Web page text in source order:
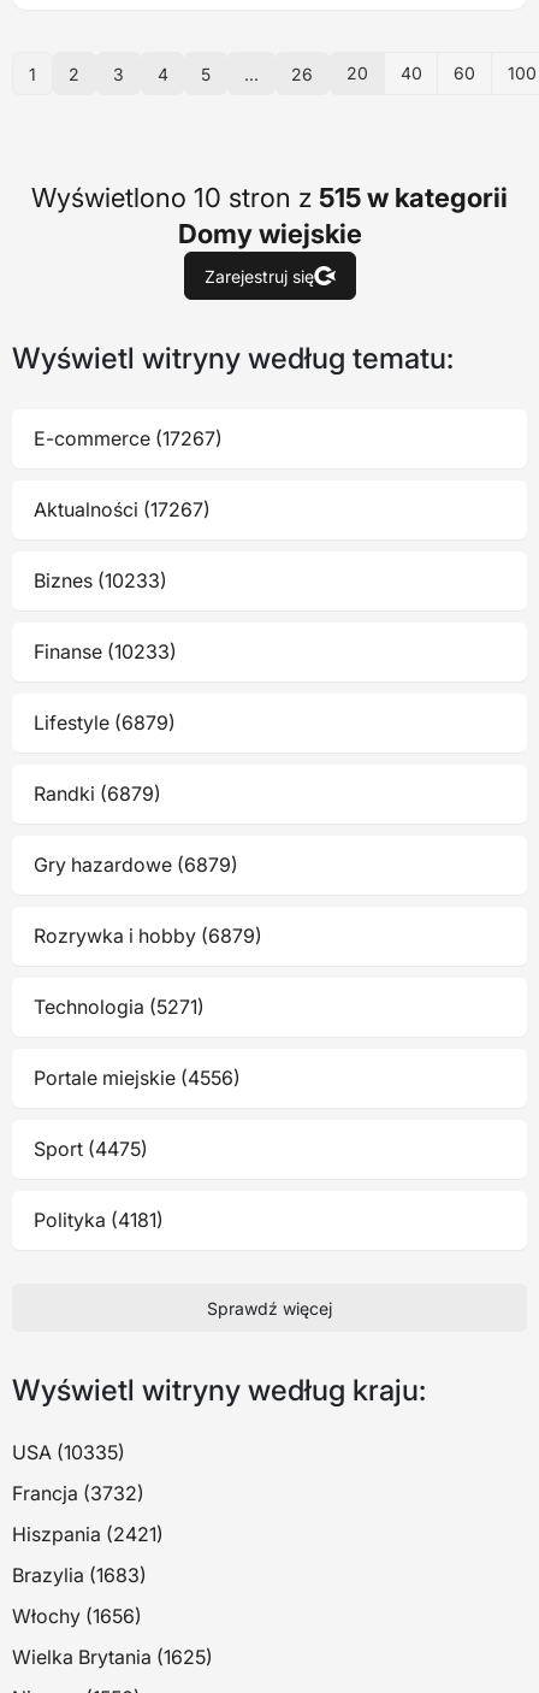
1 2 3 4 5 ... 26 20 40 60 100
Wyświetlono 10 stron z 515 w kategorii
Domy wiejskie
Zarejestruj się
Wyświetl witryny według tematu:
E-commerce (17267)
Aktualności (17267)
Biznes (10233)
Finanse (10233)
Lifestyle (6879)
Randki (6879)
Gry hazardowe (6879)
Rozrywka i hobby (6879)
Technologia (5271)
Portale miejskie (4556)
Sport (4475)
Polityka (4181)
Sprawdź więcej
Wyświetl witryny według kraju:
USA (10335)
Francja (3732)
Hiszpania (2421)
Brazylia (1683)
Włochy (1656)
Wielka Brytania (1625)